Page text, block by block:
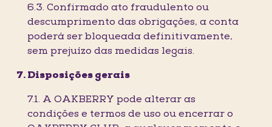
6.3. Confirmado ato fraudulento ou
descumprimento das obrigações, a conta
poderá ser bloqueada definitivamente,
sem prejuízo das medidas legais.
Disposições gerais
7.1. A OAKBERRY pode alterar as
condições e termos de uso ou encerrar o